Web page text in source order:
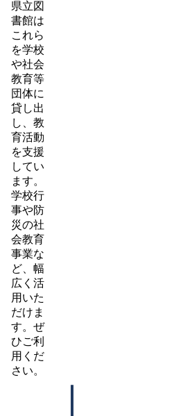
県立図
書館は
これら
を学校
や社会
教育等
団体に
貸し出
し、教
育活動
を支援
してい
ます。
学校行
事や防
災の社
会教育
事業な
ど、幅
広く活
用いた
だけま
す。ぜ
ひご利
用くだ
さい。